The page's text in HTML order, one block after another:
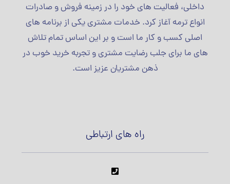
داخلی، فعالیت های خود را در زمینه فروش و صادرات
انواع ترمه آغاز کرد. خدمات مشتری یکی از برنامه های
اصلی کسب و کار ما است و بر این اساس تمام تلاش
های ما برای جلب رضایت مشتری و تجربه خرید خوب در
ذهن مشتریان عزیز است.
راه های ارتباطی